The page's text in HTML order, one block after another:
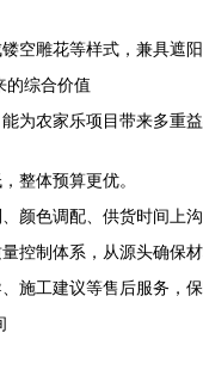
空雕花等样式，兼具遮
的综合价值
为农家乐项目带来多重益
整体预算更优。
颜色调配、供货时间上
控制体系，从源头确保
施工建议等售后服务，